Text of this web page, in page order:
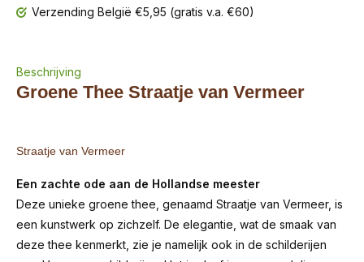
Verzending België €5,95 (gratis v.a. €60)
Beschrijving
Groene Thee Straatje van Vermeer
Straatje van Vermeer
Een zachte ode aan de Hollandse meester
Deze unieke groene thee, genaamd Straatje van Vermeer, is
een kunstwerk op zichzelf. De elegantie, wat de smaak van
deze thee kenmerkt, zie je namelijk ook in de schilderijen